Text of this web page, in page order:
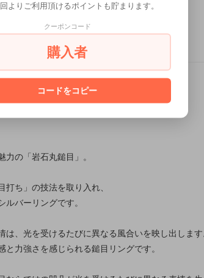
の技法を、現代の日常に寄り添うカタチへ。
る自社工房にて制作を行う、
ハンドメイドシルバーアクセサリーです。
げ
」の技法を用いたSV950リング
力の「岩石丸鎚目」。
ち」の技法を取り入れ、
バーリングです。
は、光を受けるたびに異なる風合いを映し出しま
力強さを感じられる鎚目リングです。
よりご利用頂けるポイントも貯まります。
クーポンコード
購入者
コードをコピー